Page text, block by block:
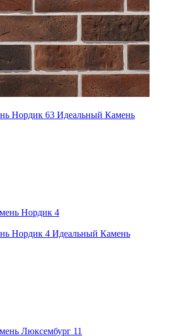
Нордик 63 Идеальный Камень
Нордик 4 Идеальный Камень